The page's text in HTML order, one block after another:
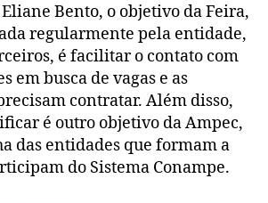
Bento, o objetivo da Feira,
regularmente pela entidade,
é facilitar o contato com
em busca de vagas e as
contratar. Além disso,
é outro objetivo da Ampec,
das entidades que formam a
do Sistema Conampe.